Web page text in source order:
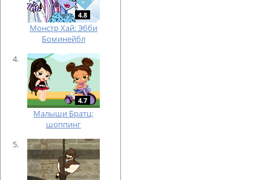
4.8
Монстр Хай: Эбби
Боминейбл
4.7
Малыши Братц:
шоппинг